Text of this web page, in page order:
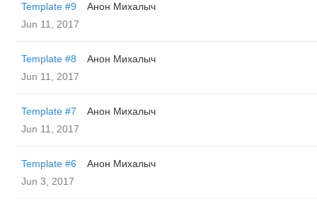
Template #9
Анон Михалыч
Jun 11, 2017
Template #8
Анон Михалыч
Jun 11, 2017
Template #7
Анон Михалыч
Jun 11, 2017
Template #6
Анон Михалыч
Jun 3, 2017